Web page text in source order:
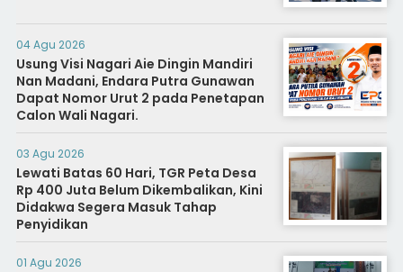
04 Agu 2026
Usung Visi Nagari Aie Dingin Mandiri
Nan Madani, Endara Putra Gunawan
Dapat Nomor Urut 2 pada Penetapan
Calon Wali Nagari.
03 Agu 2026
Lewati Batas 60 Hari, TGR Peta Desa
Rp 400 Juta Belum Dikembalikan, Kini
Didakwa Segera Masuk Tahap
Penyidikan
01 Agu 2026